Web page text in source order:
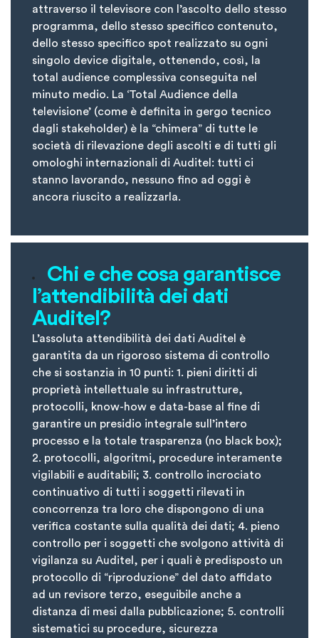
attraverso il televisore con l’ascolto dello stesso
programma, dello stesso specifico contenuto,
dello stesso specifico spot realizzato su ogni
singolo device digitale, ottenendo, così, la
total audience complessiva conseguita nel
minuto medio. La ‘Total Audience della
televisione’ (come è definita in gergo tecnico
dagli stakeholder) è la “chimera” di tutte le
società di rilevazione degli ascolti e di tutti gli
omologhi internazionali di Auditel: tutti ci
stanno lavorando, nessuno fino ad oggi è
ancora riuscito a realizzarla.
Chi e che cosa garantisce
l’attendibilità dei dati
Auditel?
L’assoluta attendibilità dei dati Auditel è
garantita da un rigoroso sistema di controllo
che si sostanzia in 10 punti: 1. pieni diritti di
proprietà intellettuale su infrastrutture,
protocolli, know-how e data-base al fine di
garantire un presidio integrale sull’intero
processo e la totale trasparenza (no black box);
2. protocolli, algoritmi, procedure interamente
vigilabili e auditabili; 3. controllo incrociato
continuativo di tutti i soggetti rilevati in
concorrenza tra loro che dispongono di una
verifica costante sulla qualità dei dati; 4. pieno
controllo per i soggetti che svolgono attività di
vigilanza su Auditel, per i quali è predisposto un
protocollo di “riproduzione” del dato affidato
ad un revisore terzo, eseguibile anche a
distanza di mesi dalla pubblicazione; 5. controlli
sistematici su procedure, sicurezza